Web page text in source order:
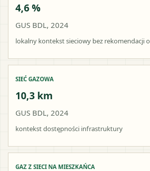
4,6 %
GUS BDL, 2024
lokalny kontekst sieciowy bez rekomendacji
SIEĆ GAZOWA
10,3 km
GUS BDL, 2024
kontekst dostępności infrastruktury
GAZ Z SIECI NA MIESZKAŃCA